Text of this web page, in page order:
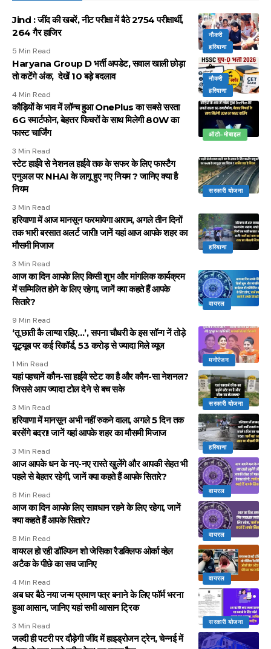
नौकरी
हरियाणा
Jind : जींद की खबरें, नीट परीक्षा में बैठे 2754 परीक्षार्थी,
264 गैर हाजिर
5 Min Read
नौकरी
हरियाणा
Haryana Group D भर्ती अपडेट, सवाल खाली छोड़ा
तो कटेंगे अंक, देखें 10 बड़े बदलाव
4 Min Read
ऑटो-मोबाइल
कौड़ियों के भाव में लॉन्च हुआ OnePlus का सबसे सस्ता
6G स्मार्टफोन, बेहत्तर फिचरों के साथ मिलेगी 80W का
फास्ट चार्जिंग
3 Min Read
सरकारी योजना
स्टेट हाईवे से नेशनल हाईवे तक के सफर के लिए फास्टैग
एनुअल पर NHAI के लागू हुए नए नियम ? जानिए क्या है
नियम
3 Min Read
हरियाणा
हरियाणा में आज मानसून फरमायेगा आराम, अगले तीन दिनों
तक भारी बरसात अलर्ट जारी! जानें यहां आज आपके शहर का
मौसमी मिजाज
3 Min Read
वायरल
आज का दिन आपके लिए किसी शुभ और मांगलिक कार्यक्रम
में सम्मिलित होने के लिए रहेगा, जानें क्या कहते हैं आपके
सितारे?
9 Min Read
मनोरंजन
‘तू छाती कै लाग्या रहिए…’, सपना चौधरी के इस सॉन्ग नें तोड़े
यूट्यूब पर कई रिकॉर्ड, 53 करोड़ से ज्यादा मिले व्यूज
1 Min Read
सरकारी योजना
यहां पहचानें कौन-सा हाईवे स्टेट का है और कौन-सा नेशनल?
जिससे आप ज्यादा टोल देने से बच सके
3 Min Read
हरियाणा
हरियाणा में मानसून अभी नहीं रुकने वाला, अगले 5 दिन तक
बरसेंगे बदरा! जानें यहां आपके शहर का मौसमी मिजाज
3 Min Read
वायरल
आज आपके धन के नए-नए रास्ते खुलेंगे और आपकी सेहत भी
पहले से बेहतर रहेगी, जानें क्या कहते हैं आपके सितारे?
8 Min Read
वायरल
आज का दिन आपके लिए सावधान रहने के लिए रहेगा, जानें
क्या कहते हैं आपके सितारे?
8 Min Read
वायरल
वायरल हो रही डॉल्फिन शो जेसिका रैडक्लिफ ओर्का व्हेल
अटैक के पीछे का सच जानिए
4 Min Read
सरकारी योजना
अब घर बैठे नया जन्म प्रमाण पत्र बनाने के लिए फॉर्म भरना
हुआ आसान, जानिए यहां सभी आसान ट्रिक
3 Min Read
जल्दी ही पटरी पर दौड़ेगी जींद में हाइड्रोजन ट्रेन, चेन्नई में